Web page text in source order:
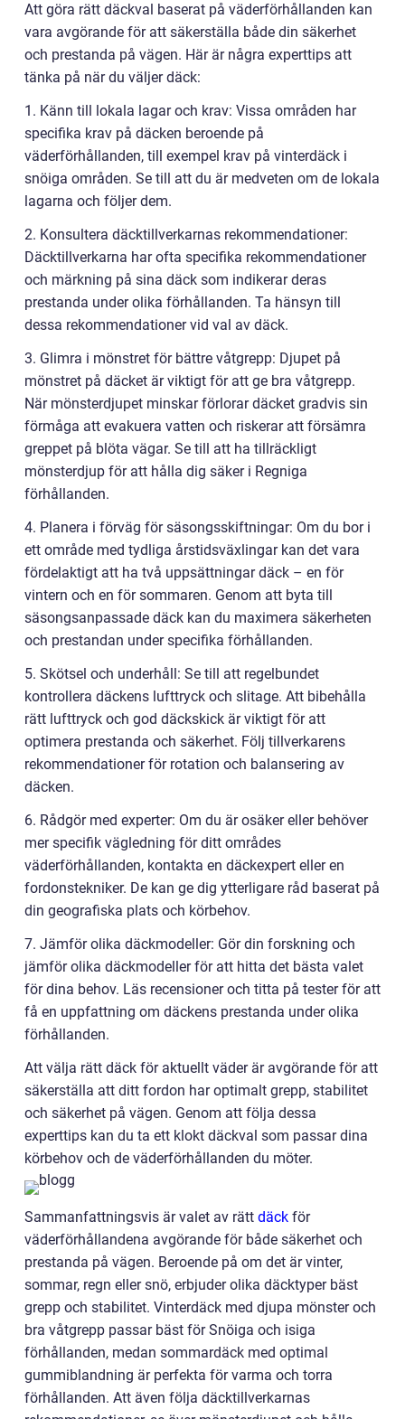
Att göra rätt däckval baserat på väderförhållanden kan
vara avgörande för att säkerställa både din säkerhet
och prestanda på vägen. Här är några experttips att
tänka på när du väljer däck:
1. Känn till lokala lagar och krav: Vissa områden har
specifika krav på däcken beroende på
väderförhållanden, till exempel krav på vinterdäck i
snöiga områden. Se till att du är medveten om de lokala
lagarna och följer dem.
2. Konsultera däcktillverkarnas rekommendationer:
Däcktillverkarna har ofta specifika rekommendationer
och märkning på sina däck som indikerar deras
prestanda under olika förhållanden. Ta hänsyn till
dessa rekommendationer vid val av däck.
3. Glimra i mönstret för bättre våtgrepp: Djupet på
mönstret på däcket är viktigt för att ge bra våtgrepp.
När mönsterdjupet minskar förlorar däcket gradvis sin
förmåga att evakuera vatten och riskerar att försämra
greppet på blöta vägar. Se till att ha tillräckligt
mönsterdjup för att hålla dig säker i Regniga
förhållanden.
4. Planera i förväg för säsongsskiftningar: Om du bor i
ett område med tydliga årstidsväxlingar kan det vara
fördelaktigt att ha två uppsättningar däck – en för
vintern och en för sommaren. Genom att byta till
säsongsanpassade däck kan du maximera säkerheten
och prestandan under specifika förhållanden.
5. Skötsel och underhåll: Se till att regelbundet
kontrollera däckens lufttryck och slitage. Att bibehålla
rätt lufttryck och god däckskick är viktigt för att
optimera prestanda och säkerhet. Följ tillverkarens
rekommendationer för rotation och balansering av
däcken.
6. Rådgör med experter: Om du är osäker eller behöver
mer specifik vägledning för ditt områdes
väderförhållanden, kontakta en däckexpert eller en
fordonstekniker. De kan ge dig ytterligare råd baserat på
din geografiska plats och körbehov.
7. Jämför olika däckmodeller: Gör din forskning och
jämför olika däckmodeller för att hitta det bästa valet
för dina behov. Läs recensioner och titta på tester för att
få en uppfattning om däckens prestanda under olika
förhållanden.
Att välja rätt däck för aktuellt väder är avgörande för att
säkerställa att ditt fordon har optimalt grepp, stabilitet
och säkerhet på vägen. Genom att följa dessa
experttips kan du ta ett klokt däckval som passar dina
körbehov och de väderförhållanden du möter.
Sammanfattningsvis är valet av rätt däck för
väderförhållandena avgörande för både säkerhet och
prestanda på vägen. Beroende på om det är vinter,
sommar, regn eller snö, erbjuder olika däcktyper bäst
grepp och stabilitet. Vinterdäck med djupa mönster och
bra våtgrepp passar bäst för Snöiga och isiga
förhållanden, medan sommardäck med optimal
gummiblandning är perfekta för varma och torra
förhållanden. Att även följa däcktillverkarnas